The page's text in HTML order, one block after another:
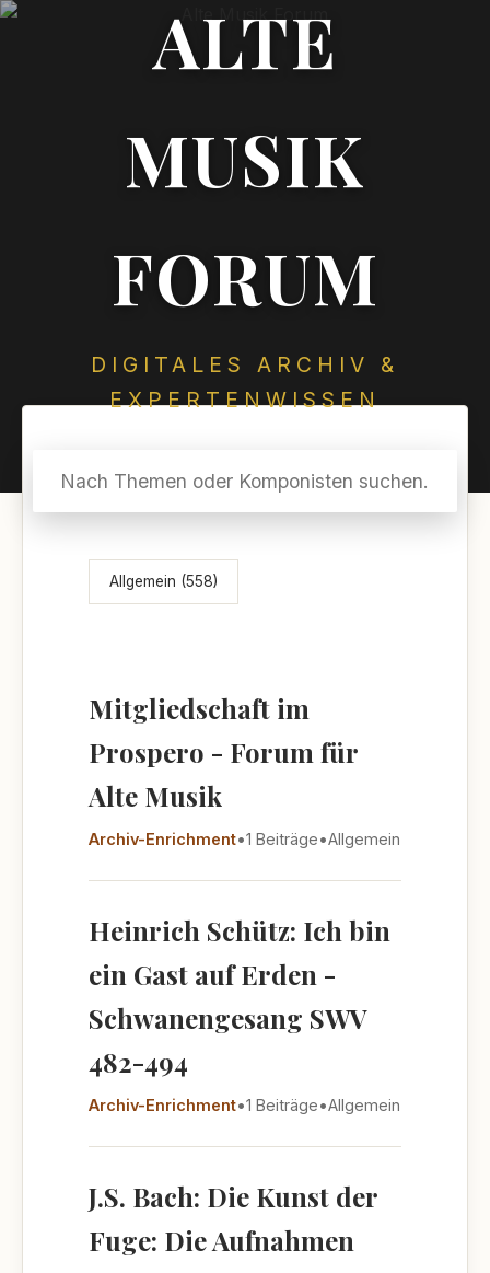
ALTE
MUSIK
FORUM
DIGITALES ARCHIV &
EXPERTENWISSEN
Themenübersicht
Allgemein (558)
Mitgliedschaft im
Prospero - Forum für
Alte Musik
Archiv-Enrichment•1 Beiträge•Allgemein
Heinrich Schütz: Ich bin
ein Gast auf Erden -
Schwanengesang SWV
482-494
Archiv-Enrichment•1 Beiträge•Allgemein
J.S. Bach: Die Kunst der
Fuge: Die Aufnahmen